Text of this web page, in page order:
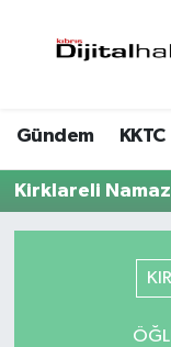
Gündem KKTC
Kirklareli
Trafik
Süper Lig